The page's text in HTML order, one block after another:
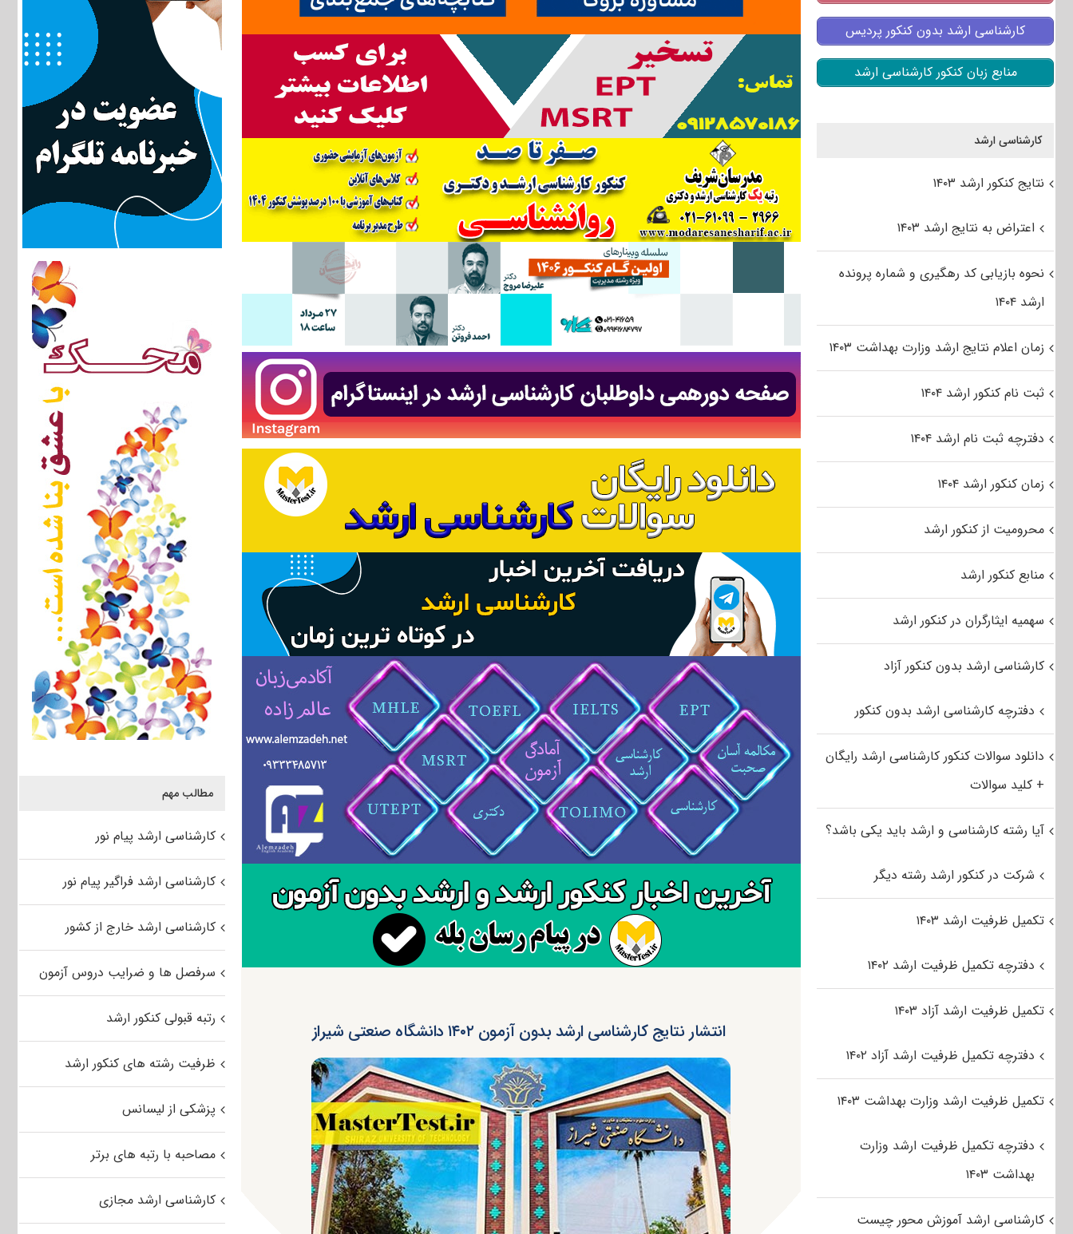
انتشار نتایج کارشناسی ارشد بدون آزمون ۱۴۰۲ دانشگاه صنعتی شیراز
مطالب مهم
کارشناسی ارشد پیام نور
کارشناسی ارشد فراگیر پیام نور
کارشناسی ارشد خارج از کشور
سرفصل ها و ضرایب دروس آزمون
رتبه قبولی کنکور ارشد
ظرفیت رشته های کنکور ارشد
پزشکی از لیسانس
مصاحبه با رتبه های برتر
کارشناسی ارشد مجازی
کارشناسی ارشد بدون کنکور پردیس
منابع زبان کنکور کارشناسی ارشد
کارشناسی ارشد
نتایج کنکور ارشد ۱۴۰۳
اعتراض به نتایج ارشد ۱۴۰۳
نحوه بازیابی کد رهگیری و شماره پرونده
ارشد ۱۴۰۴
زمان اعلام نتایج ارشد وزارت بهداشت ۱۴۰۳
ثبت نام کنکور ارشد ۱۴۰۴
دفترچه ثبت نام ارشد ۱۴۰۴
زمان کنکور ارشد ۱۴۰۴
محرومیت از کنکور ارشد
منابع کنکور ارشد
سهمیه ایثارگران در کنکور ارشد
کارشناسی ارشد بدون کنکور آزاد
دفترچه کارشناسی ارشد بدون کنکور
دانلود سوالات کنکور کارشناسی ارشد رایگان
+ کلید سوالات
آیا رشته کارشناسی و ارشد باید یکی باشد؟
شرکت در کنکور ارشد رشته دیگر
تکمیل ظرفیت ارشد ۱۴۰۳
دفترچه تکمیل ظرفیت ارشد ۱۴۰۲
تکمیل ظرفیت ارشد آزاد ۱۴۰۳
دفترچه تکمیل ظرفیت ارشد آزاد ۱۴۰۲
تکمیل ظرفیت ارشد وزارت بهداشت ۱۴۰۳
دفترچه تکمیل ظرفیت ارشد وزارت
بهداشت ۱۴۰۳
کارشناسی ارشد آموزش محور چیست